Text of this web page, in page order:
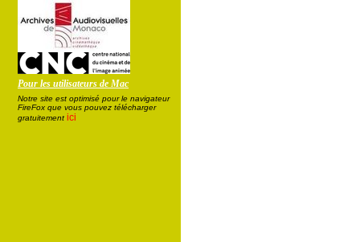
Pour les utilisateurs de Mac
Notre site est optimisé pour le navigateur
FireFox que vous pouvez télécharger
gratuitement ici